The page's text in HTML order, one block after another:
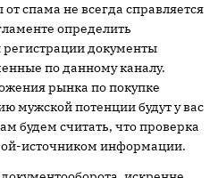
спама не всегда справляется
определить
документы
по данному каналу.
рынка по покупке
мужской потенции будут у вас
будем считать, что проверка
источником информации.